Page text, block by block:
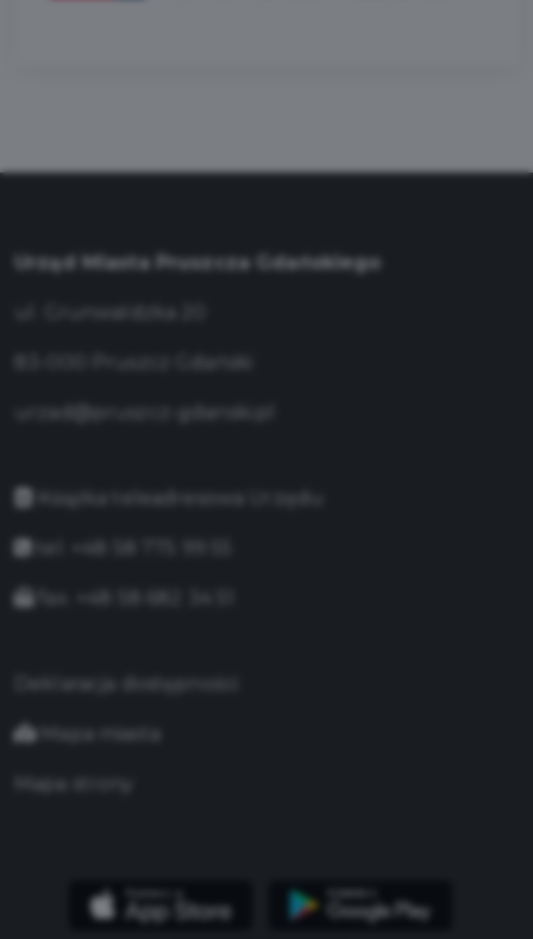
Urząd Miasta Pruszcza Gdańskiego
urzad@pruszcz-gdanski.pl
Książka teleadresowa Urzędu
Deklaracja dostępności
Mapa miasta
Mapa strony